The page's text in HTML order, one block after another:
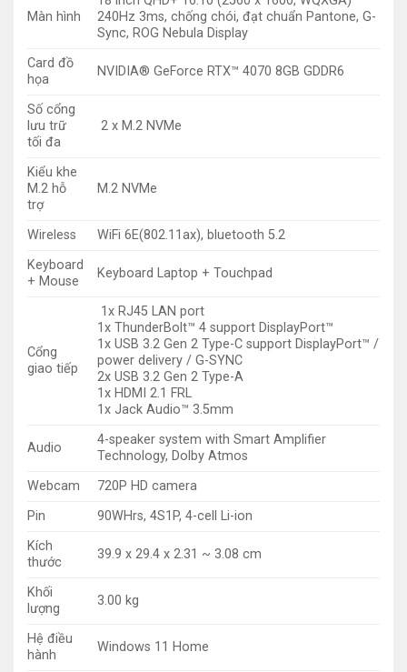
Màn hình
240Hz 3ms, chống chói, đạt chuẩn Pantone, G-
Sync, ROG Nebula Display
Card đồ
họa
NVIDIA® GeForce RTX™ 4070 8GB GDDR6
Số cổng
lưu trữ
tối đa
2 x M.2 NVMe
Kiểu khe
M.2 hỗ
trợ
M.2 NVMe
Wireless
WiFi 6E(802.11ax), bluetooth 5.2
Keyboard
+ Mouse
Keyboard Laptop + Touchpad
Cổng
giao tiếp
1x RJ45 LAN port
1x ThunderBolt™ 4 support DisplayPort™
1x USB 3.2 Gen 2 Type-C support DisplayPort™ /
power delivery / G-SYNC
2x USB 3.2 Gen 2 Type-A
1x HDMI 2.1 FRL
1x Jack Audio™ 3.5mm
Audio
4-speaker system with Smart Amplifier
Technology, Dolby Atmos
Webcam
720P HD camera
Pin
90WHrs, 4S1P, 4-cell Li-ion
Kích
thước
39.9 x 29.4 x 2.31 ~ 3.08 cm
Khối
lượng
3.00 kg
Hệ điều
hành
Windows 11 Home